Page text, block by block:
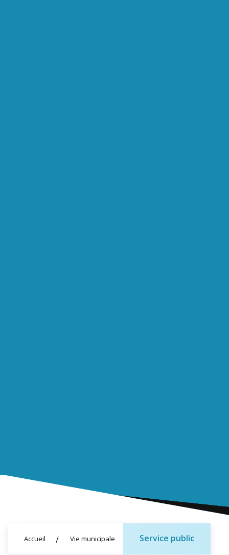
Accueil Vie municipale Service public